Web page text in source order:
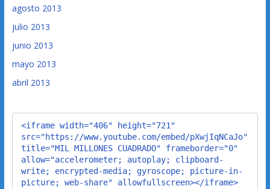
agosto 2013
julio 2013
junio 2013
mayo 2013
abril 2013
<iframe width="406" height="721"
src="https://www.youtube.com/embed/pXwjIqNCaJo"
title="MIL MILLONES CUADRADO" frameborder="0"
allow="accelerometer; autoplay; clipboard-
write; encrypted-media; gyroscope; picture-in-
picture; web-share" allowfullscreen></iframe>